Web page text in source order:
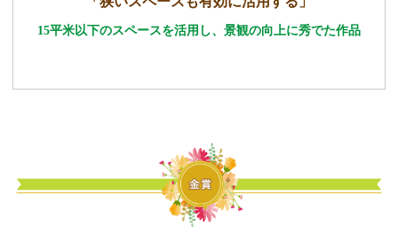
15平米以下のスペースを活用し、景観の向上に秀でた作品